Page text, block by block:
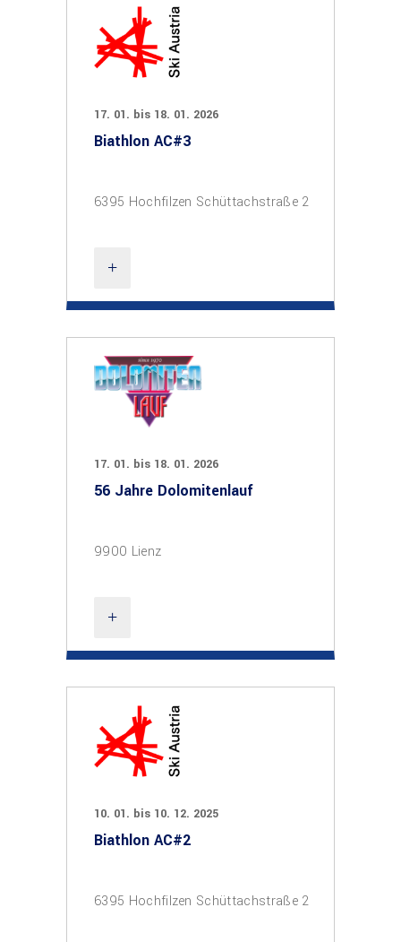
17. 01. bis 18. 01. 2026
Biathlon AC#3
6395 Hochfilzen Schüttachstraße 2
17. 01. bis 18. 01. 2026
56 Jahre Dolomitenlauf
9900 Lienz
10. 01. bis 10. 12. 2025
Biathlon AC#2
6395 Hochfilzen Schüttachstraße 2